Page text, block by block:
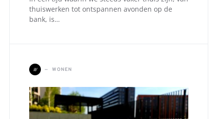
thuiswerken tot ontspannen avonden op de
bank, is…
W WONEN